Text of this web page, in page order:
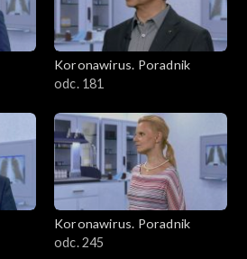
Koronawirus. Poradnik
odc. 181
Koronawirus. Poradnik
odc. 245